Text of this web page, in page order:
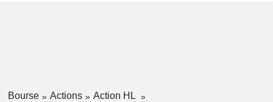
Bourse Actions
Action HL